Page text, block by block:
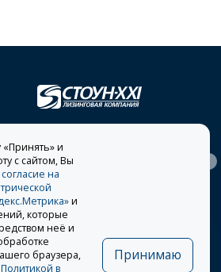
оф.
Другие представительства
8 495 981-19-90
и
с сайтом, Вы
согласие на
и
которые
неё и
браузера,
Политикой в
Принимаю